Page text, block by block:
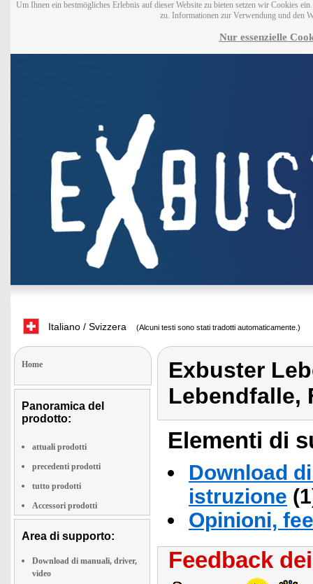
Um Ihnen ein bestmögliches Erlebnis auf dieser Website zu bieten setzen wir Cookies
zu. Informationen zur Verwendung und den
Nur essenzielle
Italiano / Svizzera (Alcuni testi sono stati tradotti automaticamente.)
Home
Panoramica del
prodotto:
attuali prodotti
precedenti prodotti
tutto prodotti
Accessori prodotti
Area di supporto:
Download di manuali, driver,
video
Exbuster
Lebendfalle,
Elementi di
Download
istruzione
Opinioni,
Feedback